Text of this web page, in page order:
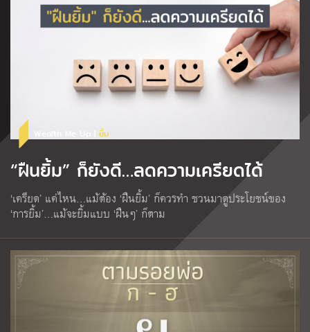
Wealth Me Up | ยิ้ม
“ฝืนยิ้ม” ก็ยังดี…ลดความเครียดได้
‘เครียด’ แค่ไหน…แม้ต้อง ‘ฝืนยิ้ม’ ก็ควรทำ ชวนมาดูประโยชน์ของ
‘การยิ้ม’…แม้จะยิ้มแบบ ‘ฝืนๆ’ ก็ตาม